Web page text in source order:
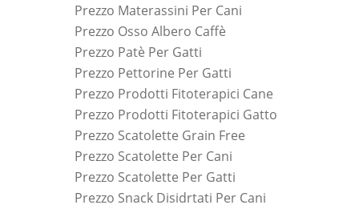
Prezzo Materassini Per Cani
Prezzo Osso Albero Caffè
Prezzo Patè Per Gatti
Prezzo Pettorine Per Gatti
Prezzo Prodotti Fitoterapici Cane
Prezzo Prodotti Fitoterapici Gatto
Prezzo Scatolette Grain Free
Prezzo Scatolette Per Cani
Prezzo Scatolette Per Gatti
Prezzo Snack Disidrtati Per Cani